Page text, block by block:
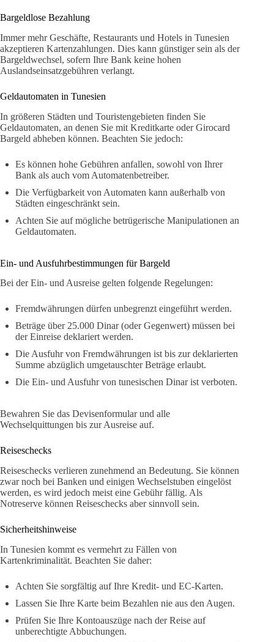
Bargeldlose Bezahlung
Immer mehr Geschäfte, Restaurants und Hotels in Tunesien
akzeptieren Kartenzahlungen. Dies kann günstiger sein als der
Bargeldwechsel, sofern Ihre Bank keine hohen
Auslandseinsatzgebühren verlangt.
Geldautomaten in Tunesien
In größeren Städten und Touristengebieten finden Sie
Geldautomaten, an denen Sie mit Kreditkarte oder Girocard
Bargeld abheben können. Beachten Sie jedoch:
Es können hohe Gebühren anfallen, sowohl von Ihrer
Bank als auch vom Automatenbetreiber.
Die Verfügbarkeit von Automaten kann außerhalb von
Städten eingeschränkt sein.
Achten Sie auf mögliche betrügerische Manipulationen an
Geldautomaten.
Ein- und Ausfuhrbestimmungen für Bargeld
Bei der Ein- und Ausreise gelten folgende Regelungen:
Fremdwährungen dürfen unbegrenzt eingeführt werden.
Beträge über 25.000 Dinar (oder Gegenwert) müssen bei
der Einreise deklariert werden.
Die Ausfuhr von Fremdwährungen ist bis zur deklarierten
Summe abzüglich umgetauschter Beträge erlaubt.
Die Ein- und Ausfuhr von tunesischen Dinar ist verboten.
Bewahren Sie das Devisenformular und alle
Wechselquittungen bis zur Ausreise auf.
Reiseschecks
Reiseschecks verlieren zunehmend an Bedeutung. Sie können
zwar noch bei Banken und einigen Wechselstuben eingelöst
werden, es wird jedoch meist eine Gebühr fällig. Als
Notreserve können Reiseschecks aber sinnvoll sein.
Sicherheitshinweise
In Tunesien kommt es vermehrt zu Fällen von
Kartenkriminalität. Beachten Sie daher:
Achten Sie sorgfältig auf Ihre Kredit- und EC-Karten.
Lassen Sie Ihre Karte beim Bezahlen nie aus den Augen.
Prüfen Sie Ihre Kontoauszüge nach der Reise auf
unberechtigte Abbuchungen.